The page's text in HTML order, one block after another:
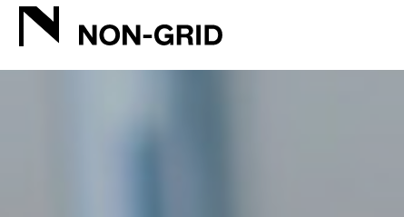
LENS | ブランディングデザイン ウェブデザイン | NON-GRID INC.